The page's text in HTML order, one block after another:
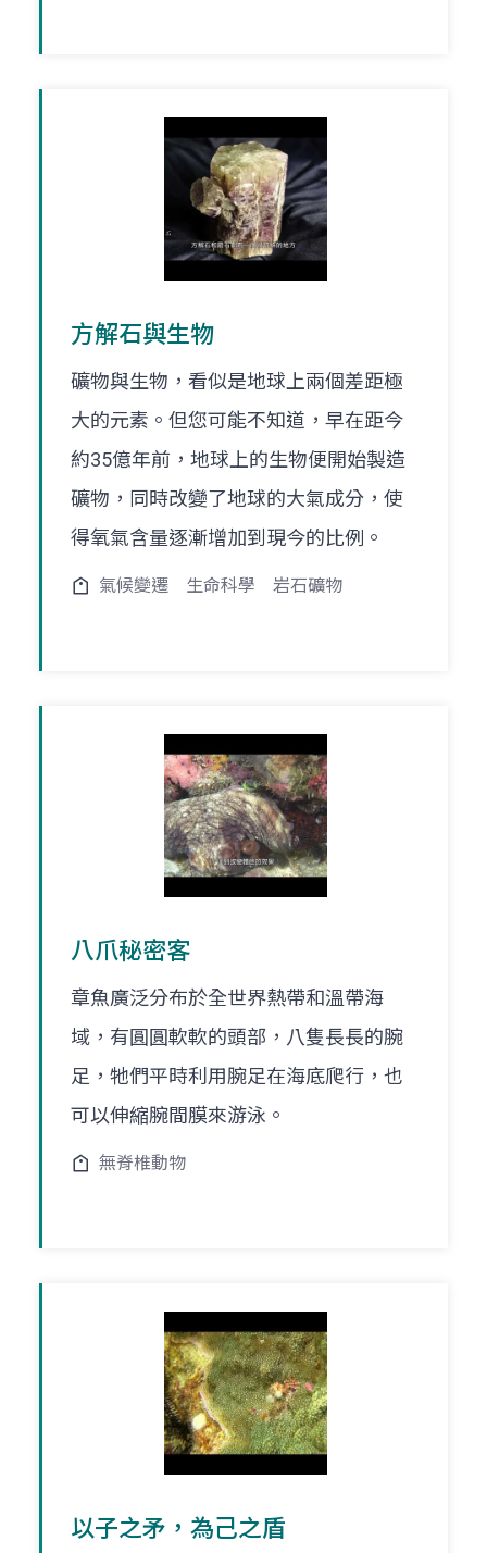
方解石與生物
礦物與生物，看似是地球上兩個差距極
大的元素。但您可能不知道，早在距今
約35億年前，地球上的生物便開始製造
礦物，同時改變了地球的大氣成分，使
得氧氣含量逐漸增加到現今的比例。
氣候變遷 生命科學 岩石礦物
八爪秘密客
章魚廣泛分布於全世界熱帶和溫帶海
域，有圓圓軟軟的頭部，八隻長長的腕
足，牠們平時利用腕足在海底爬行，也
可以伸縮腕間膜來游泳。
無脊椎動物
以子之矛，為己之盾